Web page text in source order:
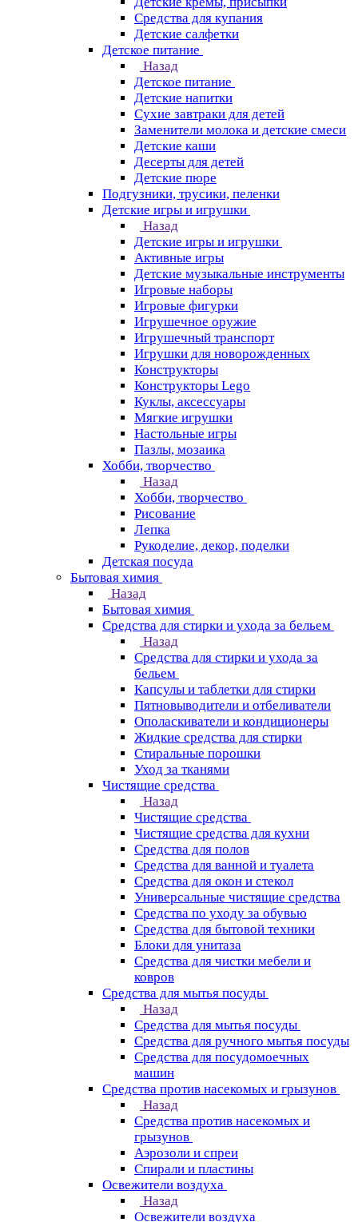
Средства для купания
Детские салфетки
Детское питание
Назад
Детское питание
Детские напитки
Сухие завтраки для детей
Заменители молока и детские смеси
Детские каши
Десерты для детей
Детские пюре
Подгузники, трусики, пеленки
Детские игры и игрушки
Назад
Детские игры и игрушки
Активные игры
Детские музыкальные инструменты
Игровые наборы
Игровые фигурки
Игрушечное оружие
Игрушечный транспорт
Игрушки для новорожденных
Конструкторы
Конструкторы Lego
Куклы, аксессуары
Мягкие игрушки
Настольные игры
Пазлы, мозаика
Хобби, творчество
Назад
Хобби, творчество
Рисование
Лепка
Рукоделие, декор, поделки
Детская посуда
Бытовая химия
Назад
Бытовая химия
Средства для стирки и ухода за бельем
Назад
Средства для стирки и ухода за
бельем
Капсулы и таблетки для стирки
Пятновыводители и отбеливатели
Ополаскиватели и кондиционеры
Жидкие средства для стирки
Стиральные порошки
Уход за тканями
Чистящие средства
Назад
Чистящие средства
Чистящие средства для кухни
Средства для полов
Средства для ванной и туалета
Средства для окон и стекол
Универсальные чистящие средства
Средства по уходу за обувью
Средства для бытовой техники
Блоки для унитаза
Средства для чистки мебели и
ковров
Средства для мытья посуды
Назад
Средства для мытья посуды
Средства для ручного мытья посуды
Средства для посудомоечных
машин
Средства против насекомых и грызунов
Назад
Средства против насекомых и
грызунов
Аэрозоли и спреи
Спирали и пластины
Освежители воздуха
Назад
Освежители воздуха